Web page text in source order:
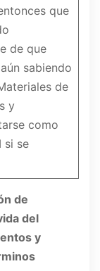
que
de que
sabiendo
de
y
como
si se
de
del
y